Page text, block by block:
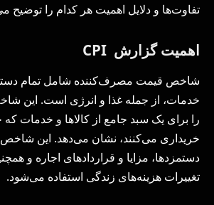
تفاوت‌ها و دلایل اهمیت هر کدام را توضیح
اهمیت گزارش CPI
شاخص قیمت مصرف‌کننده شامل تمام
خدمات، از جمله غذا و انرژی است. این
را برای یک سبد جامع از کالاها و خدمات
خریداری می‌کنند، نشان می‌دهد. این شاخص
دستمزدها، مزایا و قراردادهای اجاره و
تغییرات هزینه‌های زندگی استفاده می‌شود.